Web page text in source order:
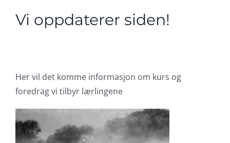
Vi oppdaterer siden!
Her vil det komme informasjon om kurs og
foredrag vi tilbyr lærlingene